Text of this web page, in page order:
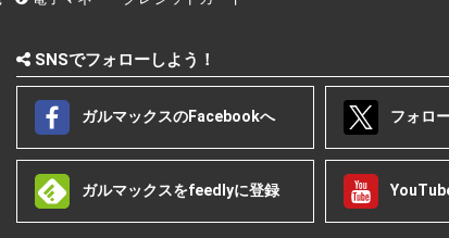
SNSでフォローしよう！
ガルマックスのFacebookへ フォロ
ガルマックスをfeedlyに登録